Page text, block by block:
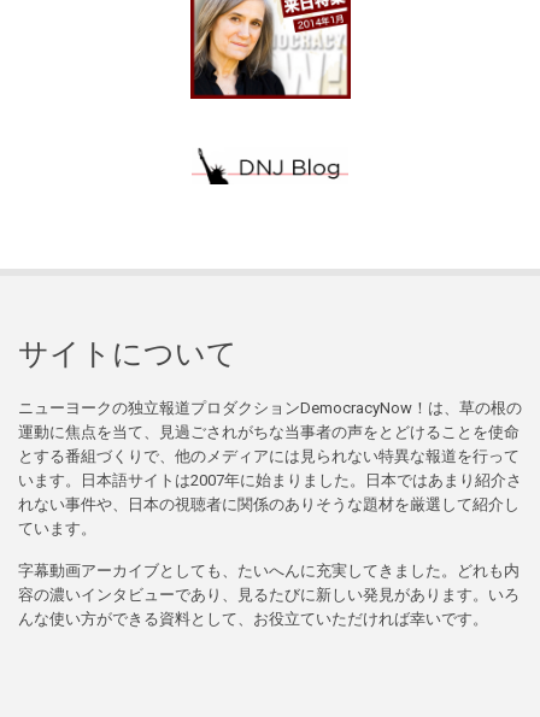
サイトについて
ニューヨークの独立報道プロダクションDemocracyNow！は、草の根の
運動に焦点を当て、見過ごされがちな当事者の声をとどけることを使命
とする番組づくりで、他のメディアには見られない特異な報道を行って
います。日本語サイトは2007年に始まりました。日本ではあまり紹介さ
れない事件や、日本の視聴者に関係のありそうな題材を厳選して紹介し
ています。
字幕動画アーカイブとしても、たいへんに充実してきました。どれも内
容の濃いインタビューであり、見るたびに新しい発見があります。いろ
んな使い方ができる資料として、お役立ていただければ幸いです。